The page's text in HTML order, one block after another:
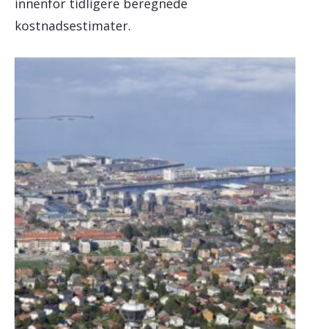
innenfor tidligere beregnede
kostnadsestimater.